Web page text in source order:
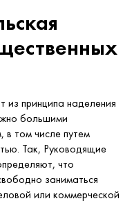
принципа наделения
большими
в том числе путем
Так, Руководящие
что
заниматься
или коммерческой